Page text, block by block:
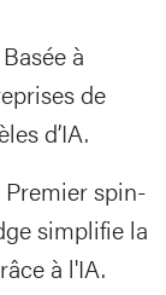
à
de
d’IA.
spin-
simplifie la
à l'IA.